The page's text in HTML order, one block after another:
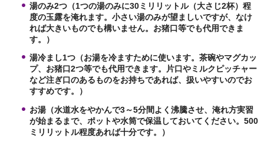
湯のみ2つ（1つの湯のみに30ミリリットル（大さじ2杯）程
度の玉露を淹れます。小さい湯のみが望ましいですが、なけ
れば大きいものでも構いません。お猪口等でも代用できま
す。）
湯冷まし1つ（お湯を冷ますために使います。茶碗やマグカッ
プ、お猪口2つ等でも代用できます。片口やミルクピッチャー
など注ぎ口のあるものをお持ちであれば、扱いやすいのでお
すすめです。）
お湯（水道水をやかんで3～5分間よく沸騰させ、淹れ方実習
が始まるまで、ポットや水筒で保温しておいてください。500
ミリリットル程度あれば十分です。）